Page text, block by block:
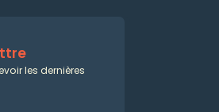
les dernières